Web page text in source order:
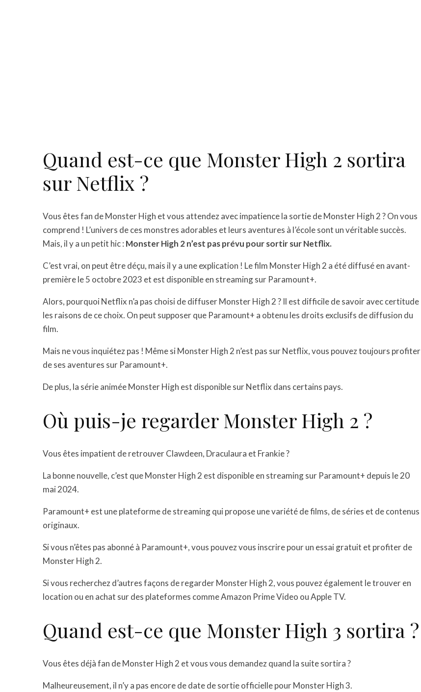
Quand est-ce que Monster High 2 sortira
sur Netflix ?
Vous êtes fan de Monster High et vous attendez avec impatience la sortie de Monster High 2 ? On vous
comprend ! L’univers de ces monstres adorables et leurs aventures à l’école sont un véritable succès.
Mais, il y a un petit hic : Monster High 2 n’est pas prévu pour sortir sur Netflix.
C’est vrai, on peut être déçu, mais il y a une explication ! Le film Monster High 2 a été diffusé en avant-
première le 5 octobre 2023 et est disponible en streaming sur Paramount+.
Alors, pourquoi Netflix n’a pas choisi de diffuser Monster High 2 ? Il est difficile de savoir avec certitude
les raisons de ce choix. On peut supposer que Paramount+ a obtenu les droits exclusifs de diffusion du
film.
Mais ne vous inquiétez pas ! Même si Monster High 2 n’est pas sur Netflix, vous pouvez toujours profiter
de ses aventures sur Paramount+.
De plus, la série animée Monster High est disponible sur Netflix dans certains pays.
Où puis-je regarder Monster High 2 ?
Vous êtes impatient de retrouver Clawdeen, Draculaura et Frankie ?
La bonne nouvelle, c’est que Monster High 2 est disponible en streaming sur Paramount+ depuis le 20
mai 2024.
Paramount+ est une plateforme de streaming qui propose une variété de films, de séries et de contenus
originaux.
Si vous n’êtes pas abonné à Paramount+, vous pouvez vous inscrire pour un essai gratuit et profiter de
Monster High 2.
Si vous recherchez d’autres façons de regarder Monster High 2, vous pouvez également le trouver en
location ou en achat sur des plateformes comme Amazon Prime Video ou Apple TV.
Quand est-ce que Monster High 3 sortira ?
Vous êtes déjà fan de Monster High 2 et vous vous demandez quand la suite sortira ?
Malheureusement, il n’y a pas encore de date de sortie officielle pour Monster High 3.